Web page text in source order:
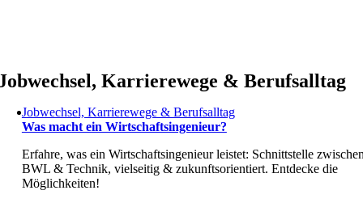
Karrierewege & Berufsalltag
Jobwechsel, Karrierewege & Berufsalltag
Was macht ein Wirtschaftsingenieur?
Erfahre, was ein Wirtschaftsingenieur leistet: Schnittstelle
BWL & Technik, vielseitig & zukunftsorientiert. Entdecke die
Möglichkeiten!